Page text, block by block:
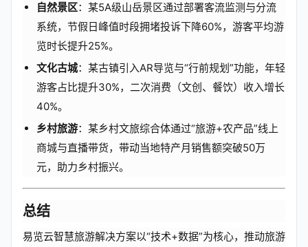
自然景区：某5A级山岳景区通过部署客流监测与分流
系统，节假日峰值时段拥堵投诉下降60%，游客平均游
览时长提升25%。
文化古城：某古镇引入AR导览与“行前规划”功能，年轻
游客占比提升30%，二次消费（文创、餐饮）收入增长
40%。
乡村旅游：某乡村文旅综合体通过“旅游+农产品”线上
商城与直播带货，带动当地特产月销售额突破50万
元，助力乡村振兴。
总结
易览云智慧旅游解决方案以“技术+数据”为核心，推动旅游